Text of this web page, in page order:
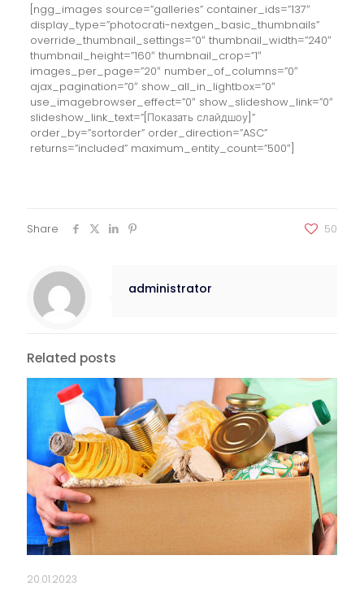
[ngg_images source=”galleries” container_ids=”137″
display_type=”photocrati-nextgen_basic_thumbnails”
override_thumbnail_settings=”0″ thumbnail_width=”240″
thumbnail_height=”160″ thumbnail_crop=”1″
images_per_page=”20″ number_of_columns=”0″
ajax_pagination=”0″ show_all_in_lightbox=”0″
use_imagebrowser_effect=”0″ show_slideshow_link=”0″
slideshow_link_text=”[Показать слайдшоу]”
order_by=”sortorder” order_direction=”ASC”
returns=”included” maximum_entity_count=”500″]
Share 50
administrator
Related posts
20.01.2023